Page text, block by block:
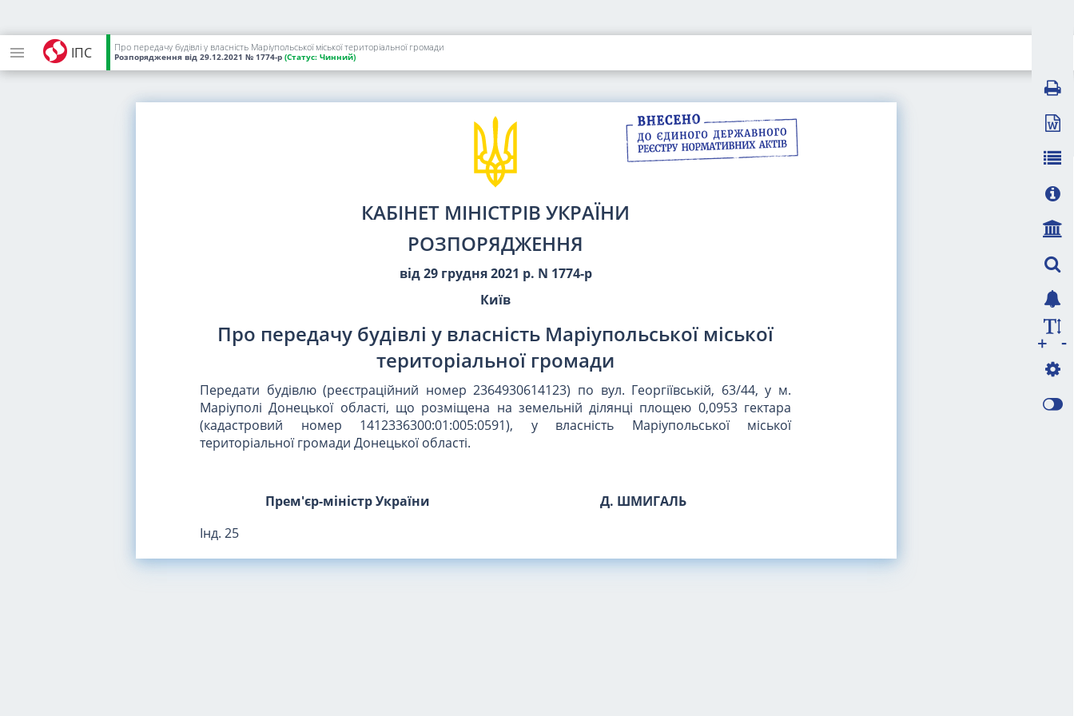
ІПС Про передачу будівлі у власність Маріупольської міської територіальної громади
Розпорядження від 29.12.2021 № 1774-р (Статус: Чинний)
КАБІНЕТ МІНІСТРІВ УКРАЇНИ
РОЗПОРЯДЖЕННЯ
від 29 грудня 2021 р. N 1774-р
Київ
Про передачу будівлі у власність Маріупольської міської
територіальної громади
Передати будівлю (реєстраційний номер 2364930614123) по вул. Георгіївській, 63/44, у м.
Маріуполі Донецької області, що розміщена на земельній ділянці площею 0,0953 гектара
(кадастровий номер 1412336300:01:005:0591), у власність Маріупольської міської
територіальної громади Донецької області.
Прем'єр-міністр України
Д. ШМИГАЛЬ
Інд. 25
-
+